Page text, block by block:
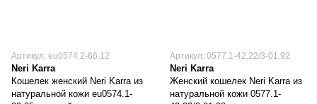
Артикул: eu0574.2-66.12
Neri Karra
Кошелек женский Neri Karra из
натуральной кожи eu0574.1-
Артикул: 0577.1-42.22/3-01.92
Neri Karra
Женский кошелек Neri Karra из
натуральной кожи 0577.1-